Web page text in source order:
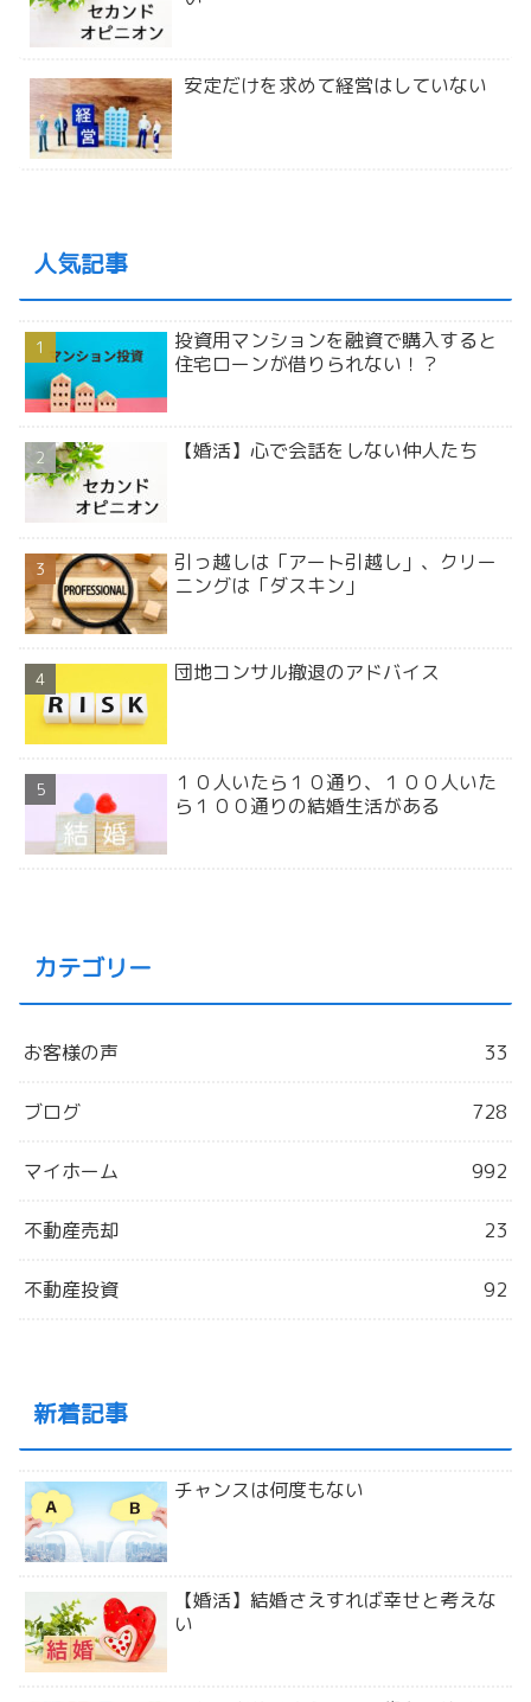
安定だけを求めて経営はしていない
人気記事
投資用マンションを融資で購入すると
住宅ローンが借りられない！？
【婚活】心で会話をしない仲人たち
引っ越しは「アート引越し」、クリー
ニングは「ダスキン」
団地コンサル撤退のアドバイス
１０人いたら１０通り、１００人いた
ら１００通りの結婚生活がある
カテゴリー
お客様の声 33
ブログ 728
マイホーム 992
不動産売却 23
不動産投資 92
新着記事
チャンスは何度もない
【婚活】結婚さえすれば幸せと考えな
い